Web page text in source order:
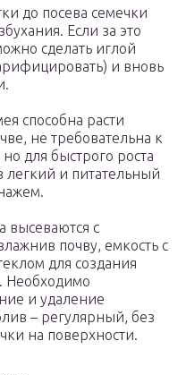
до посева семечки
Если за это
сделать иглой
и вновь
способна расти
не требовательна к
для быстрого роста
легкий и питательный
высеваются с
почву, емкость с
для создания
Необходимо
и удаление
– регулярный, без
на поверхности.